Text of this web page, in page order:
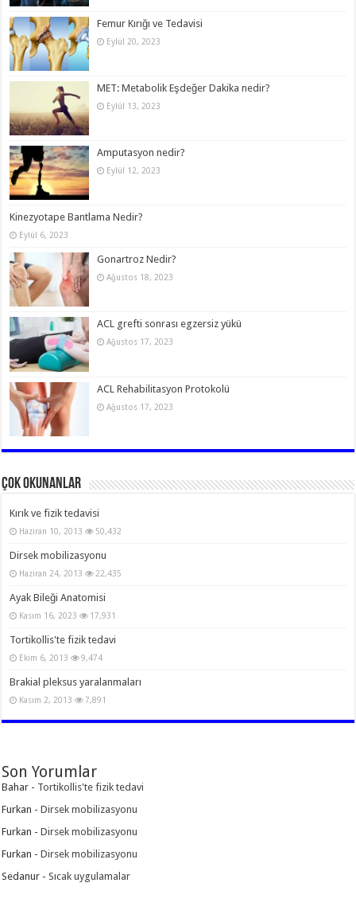
Femur Kırığı ve Tedavisi
Eylül 20, 2023
MET: Metabolik Eşdeğer Dakika nedir?
Eylül 13, 2023
Amputasyon nedir?
Eylül 12, 2023
Kinezyotape Bantlama Nedir?
Eylül 6, 2023
Gonartroz Nedir?
Ağustos 18, 2023
ACL grefti sonrası egzersiz yükü
Ağustos 17, 2023
ACL Rehabilitasyon Protokolü
Ağustos 17, 2023
Çok Okunanlar
Kırık ve fizik tedavisi
Haziran 10, 2013 50,432
Dirsek mobilizasyonu
Haziran 24, 2013 22,435
Ayak Bileği Anatomisi
Kasım 16, 2023 17,931
Tortikollis'te fizik tedavi
Ekim 6, 2013 9,474
Brakial pleksus yaralanmaları
Kasım 2, 2013 7,891
Son Yorumlar
Bahar - Tortikollis'te fizik tedavi
Furkan -Dirsek mobilizasyonu
Furkan -Dirsek mobilizasyonu
Furkan -Dirsek mobilizasyonu
Sedanur -Sıcak uygulamalar